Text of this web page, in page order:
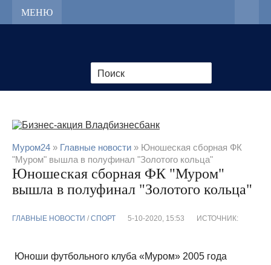
МЕНЮ
Муром24 » Главные новости » Юношеская сборная ФК
"Муром" вышла в полуфинал "Золотого кольца"
Юношеская сборная ФК "Муром"
вышла в полуфинал "Золотого кольца"
ГЛАВНЫЕ НОВОСТИ / CПОРТ 5-10-2020, 15:53 ИСТОЧНИК:
Юноши футбольного клуба «Муром» 2005 года